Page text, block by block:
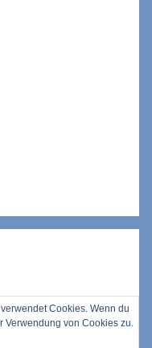
Cookies. Wenn du
Verwendung von Cookies zu.